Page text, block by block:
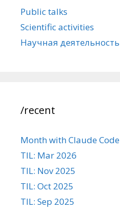
Public talks
Scientific activities
Научная деятельность
/recent
Month with Claude Code
TIL: Mar 2026
TIL: Nov 2025
TIL: Oct 2025
TIL: Sep 2025